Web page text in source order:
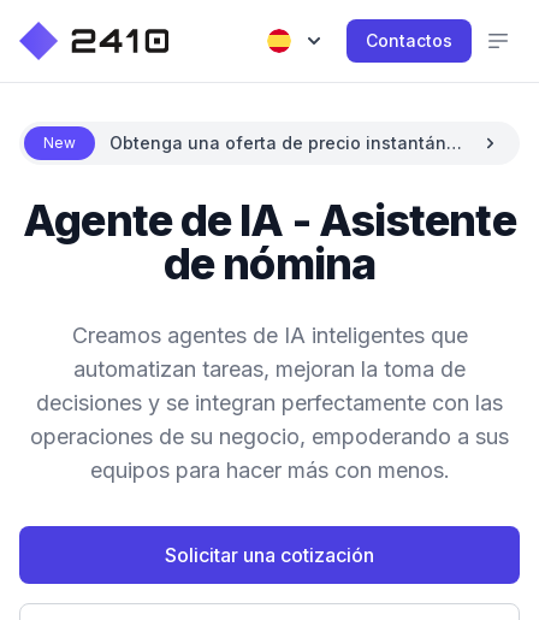
Contactos
New
Obtenga una oferta de precio instantánea
Agente de IA - Asistente
de nómina
Creamos agentes de IA inteligentes que
automatizan tareas, mejoran la toma de
decisiones y se integran perfectamente con las
operaciones de su negocio, empoderando a sus
equipos para hacer más con menos.
Solicitar una cotización